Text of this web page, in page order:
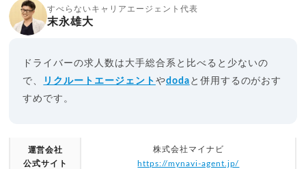
すべらないキャリアエージェント代表
末永雄大
ドライバーの求人数は大手総合系と比べると少ないの
で、
リクルートエージェント やdoda と併用するのがおす
すめです。
運営会社
公式サイト
株式会社マイナビ
https://mynavi-agent.jp/